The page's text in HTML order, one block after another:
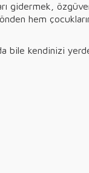
gidermek,
hem
bile kendinizi